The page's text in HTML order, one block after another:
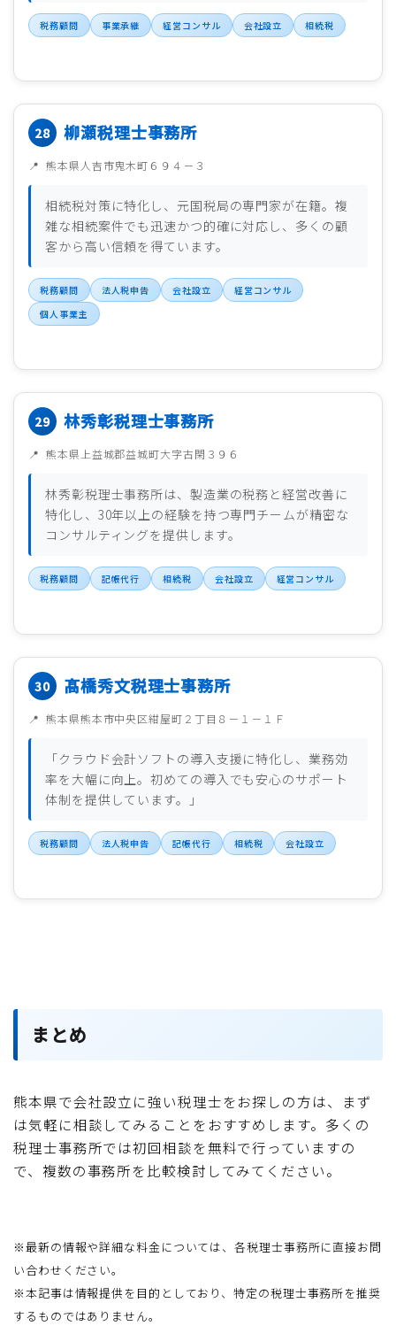
税務顧問 事業承継 経営コンサル 会社設立 相続税
柳瀬税理士事務所
熊本県人吉市鬼木町６９４－３
相続税対策に特化し、元国税局の専門家が在籍。複
雑な相続案件でも迅速かつ的確に対応し、多くの顧
客から高い信頼を得ています。
税務顧問 法人税申告 会社設立
経営コンサル
個人事業主
林秀彰税理士事務所
熊本県上益城郡益城町大字古閑３９６
林秀彰税理士事務所は、製造業の税務と経営改善に
特化し、30年以上の経験を持つ専門チームが精密な
コンサルティングを提供します。
税務顧問 記帳代行 相続税 会社設立 経営コンサル
髙橋秀文税理士事務所
熊本県熊本市中央区紺屋町２丁目８－１－１Ｆ
「クラウド会計ソフトの導入支援に特化し、業務効
率を大幅に向上。初めての導入でも安心のサポート
体制を提供しています。」
税務顧問 法人税申告 記帳代行 相続税 会社設立
まとめ
熊本県で会社設立に強い税理士をお探しの方は、まず
は気軽に相談してみることをおすすめします。多くの
税理士事務所では初回相談を無料で行っていますの
で、複数の事務所を比較検討してみてください。
※最新の情報や詳細な料金については、各税理士事務所に直接お問
い合わせください。
※本記事は情報提供を目的としており、特定の税理士事務所を推奨
するものではありません。